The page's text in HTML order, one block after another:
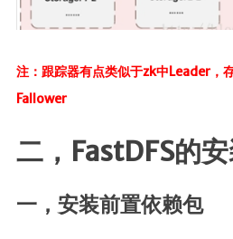
注：跟踪器有点类似于zk中Leader，
Fallower
二，FastDFS的
一，安装前置依赖包
JVM
Dom4j
MybatisPlus
SpringMVC